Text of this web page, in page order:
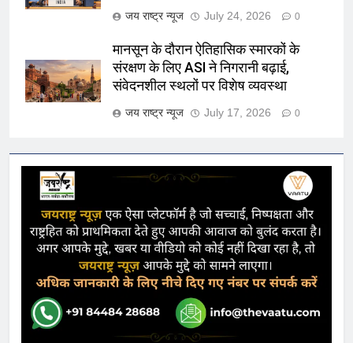
जय राष्ट्र न्यूज July 24, 2026 0
मानसून के दौरान ऐतिहासिक स्मारकों के
संरक्षण के लिए ASI ने निगरानी बढ़ाई,
संवेदनशील स्थलों पर विशेष व्यवस्था
जय राष्ट्र न्यूज July 17, 2026 0